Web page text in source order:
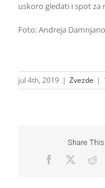
uskoro gledati i spot za
Foto: Andreja
jul 4th, 2019 | Zvezde |
Share
Facebook